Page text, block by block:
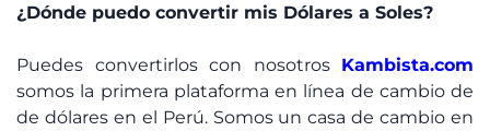
¿Dónde puedo convertir mis Dólares a Soles?
Puedes convertirlos con nosotros Kambista.com
somos la primera plataforma en línea de cambio de
de dólares en el Perú. Somos un casa de cambio en